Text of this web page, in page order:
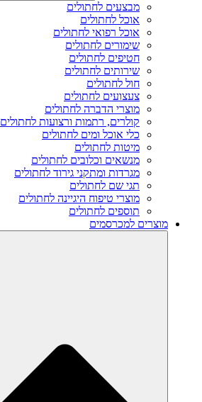
מבצעים לחתולים
אוכל לחתולים
אוכל רפואי לחתולים
שימורים לחתולים
חטיפים לחתולים
שירותים לחתולים
חול לחתולים
צעצועים לחתולים
מוצרי הדברה לחתולים
קולרים, רתמות ורצועות לחתולים
כלי אוכל ומים לחתולים
מיטות לחתולים
מנשאים וכלובים לחתולים
מגרדות ומתקני גירוד לחתולים
תגי שם לחתולים
מוצרי טיפוח היגיינה לחתולים
תוספים לחתולים
מוצרים למכרסמים